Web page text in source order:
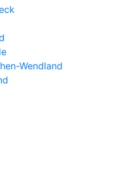
Wendland